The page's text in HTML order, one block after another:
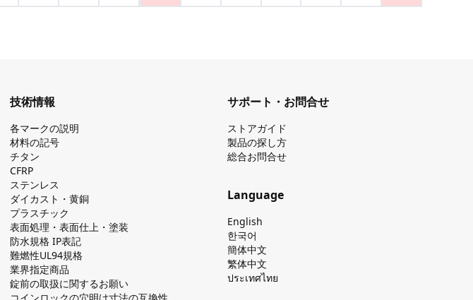
技術情報
各マークの説明
材料の記号
チタン
CFRP
ステンレス
ダイカスト・⻩銅
プラスチック
表面処理・表面仕上・塗装
防⽔規格 IP表記
難燃性UL94規格
業界指定商品
錠前の取扱に関するお願い
サポート・お問合せ
ストアガイド
製品の探し⽅
総合お問合せ
Language
English
한국어
簡体中文
繁体中文
ประเทศไทย